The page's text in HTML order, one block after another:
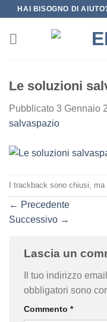
Salta
contenuti
HAI BISOGNO DI
Le soluzioni
Pubblicato 3 Gennaio
salvaspazio
I trackback sono chiusi, ma
← Precedente
Successivo →
Lascia un
Il tuo indirizzo
obbligatori sono
Commento *